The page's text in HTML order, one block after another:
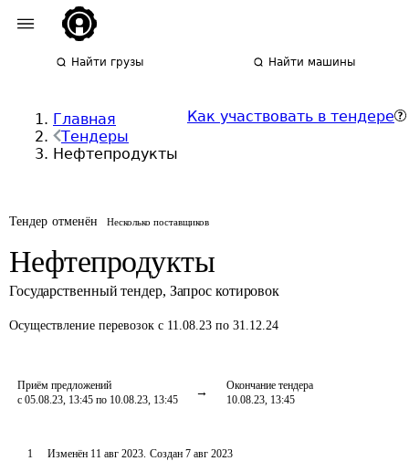
Найти грузы Найти машины
Главная
Тендеры
Нефтепродукты
Как участвовать в тендере
Тендер отменён Несколько поставщиков
Нефтепродукты
Государственный тендер, Запрос котировок
Осуществление перевозок с 11.08.23 по 31.12.24
Приём предложений
с 05.08.23, 13:45 по 10.08.23, 13:45
Окончание тендера
10.08.23, 13:45
1 Изменён 11 авг 2023. Создан 7 авг 2023